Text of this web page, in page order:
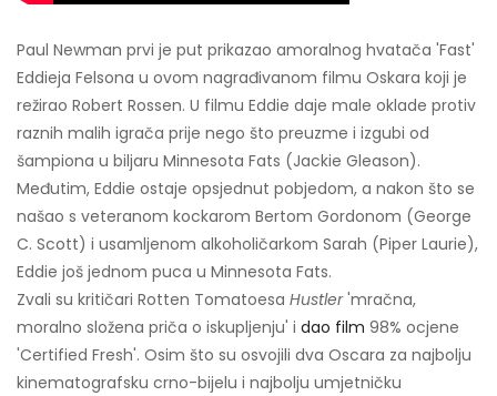
Paul Newman prvi je put prikazao amoralnog hvatača 'Fast'
Eddieja Felsona u ovom nagrađivanom filmu Oskara koji je
režirao Robert Rossen. U filmu Eddie daje male oklade protiv
raznih malih igrača prije nego što preuzme i izgubi od
šampiona u biljaru Minnesota Fats (Jackie Gleason).
Međutim, Eddie ostaje opsjednut pobjedom, a nakon što se
našao s veteranom kockarom Bertom Gordonom (George
C. Scott) i usamljenom alkoholičarkom Sarah (Piper Laurie),
Eddie još jednom puca u Minnesota Fats.
Zvali su kritičari Rotten Tomatoesa Hustler'mračna,
moralno složena priča o iskupljenju' i dao film 98% ocjene
'Certified Fresh'. Osim što su osvojili dva Oscara za najbolju
kinematografsku crno-bijelu i najbolju umjetničku